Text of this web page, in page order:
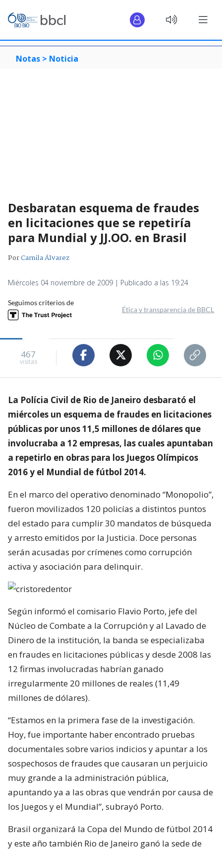
Notas > Noticia
Desbaratan esquema de fraudes
en licitaciones que se repetiría
para Mundial y JJ.OO. en Brasil
PorCamila Álvarez
Miércoles 04 noviembre de 2009 | Publicado a las 19:24
Seguimos criterios de
Ética y transparencia de BBCL
467
visitas
La Polícia Civil de Rio de Janeiro desbarató el
miércoles un esquema de fraudes en licitaciones
públicas por unos 11,5 millones de dólares que
involucraba a 12 empresas, las cuales apuntaban
a repetirlo en obras para los Juegos Olímpicos
2016 y el Mundial de fútbol 2014.
En el marco del operativo denominado “Monopolio”,
fueron movilizados 120 policías a distintos puntos
del estado para cumplir 30 mandatos de búsqueda
y arresto emitidos por la Justicia. Doce personas
serán acusadas por crímenes como corrupción
activa y asociación para delinquir.
Según informó el comisario Flavio Porto, jefe del
Núcleo de Combate a la Corrupción y al Lavado de
Dinero de la institución, la banda se especializaba
en fraudes en licitaciones públicas y desde 2008 las
12 firmas involucradas habrían ganado
irregularmente 20 millones de reales (11,49
millones de dólares).
“Estamos en la primera fase de la investigación.
Hoy, fue importante haber encontrado pruebas
documentales sobre varios indicios y apuntar a los
sospechosos de fraudes que causaran un perjuicio
muy grande a la administración pública,
apuntando ya a las obras que vendrán por causa de
los Juegos y el Mundial”, subrayó Porto.
Brasil organizará la Copa del Mundo de fútbol 2014
y este año también Rio de Janeiro ganó la sede de